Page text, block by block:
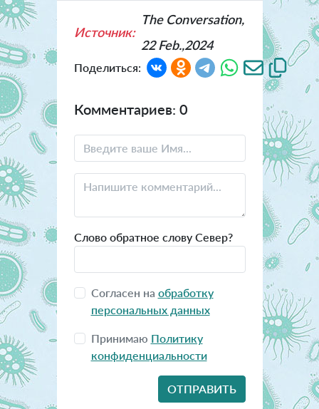
Источник:
The Conversation,
22 Feb.,2024
Поделиться:
Комментариев: 0
Слово обратное слову Север?
Согласен на обработку
персональных данных
Принимаю Политику
конфиденциальности